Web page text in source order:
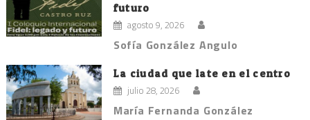
futuro
agosto 9, 2026
Sofía González Angulo
La ciudad que late en el centro
julio 28, 2026
María Fernanda González